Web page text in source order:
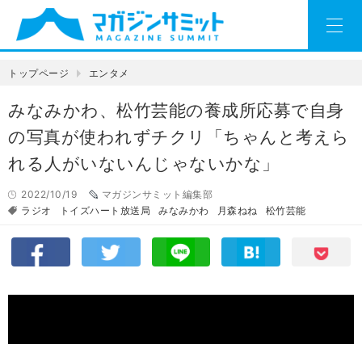
トップページ エンタメ
みなみかわ、松竹芸能の養成所応募で自身
の写真が使われずチクリ「ちゃんと考えら
れる人がいないんじゃないかな」
2022/10/19
マガジンサミット編集部
ラジオ
トイズハート放送局 みなみかわ 月森ねね 松竹芸能